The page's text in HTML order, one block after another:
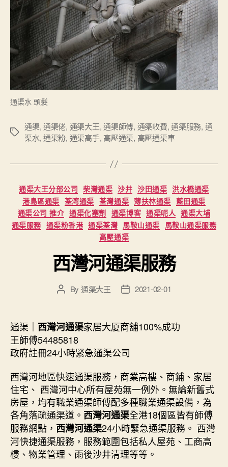
通渠水 頭髮
Tags
通渠,通渠佬, 通渠大王,通渠師傅, 通渠收費,通渠服務, 通
渠水,通渠粉, 通渠高手, 高壓通渠, 高壓通渠車
Categories
通渠大王分部公司 柴灣通渠 沙井 沙田通渠 洪水橋通渠
港島區通渠 荃湾通渠 荃灣通渠 薄扶林通渠 藍田通渠
通渠公司 推介 通渠化塞劑 通渠博客 通渠呃人 通渠大埔
通渠服務 通渠粉香港 通渠荃灣 馬鞍山通渠 馬鞍山通渠服務
高壓通渠
西灣河通渠服務
PostBy 通渠大王
Post2021-02-01
通渠｜ 西灣河通渠家居大厦商舖100%成功
王師傅54485818
政府註冊24小時緊急通渠公司
西灣河地區快速通渠服務，商業高樓、商鋪、家居
住宅、 西灣河中心所有屋苑無一例外。無論新舊式
房屋，均有職業通渠師傅配多種職業通渠設備，為
各角落疏通渠道。 西灣河通渠全港18個區皆有師傅
服務網點， 西灣河通渠24小時緊急通渠服務。 西灣
河快捷通渠服務，服務範圍包括私人屋苑、工商高
樓、物業管理、雨後沙井清理等等。